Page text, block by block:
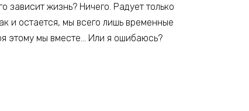
зависит жизнь? Ничего. Радует только
и остается, мы всего лишь временные
этому мы вместе… Или я ошибаюсь?